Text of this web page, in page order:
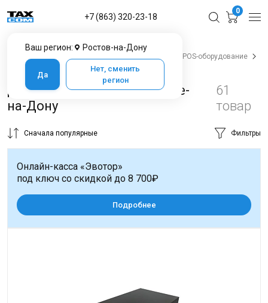
Ваш регион: Ростов-на-Дону
Да
Нет, сменить
регион
+7 (863) 320-23-18
0
POS-оборудование
Денежные ящики
Денежные ящики в Ростове-
на-Дону
61
товар
Сначала популярные Фильтры
Онлайн-касса «Эвотор»
под ключ со скидкой до 8 700₽
Подробнее